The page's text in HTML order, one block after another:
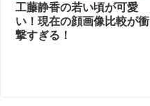
工藤静香の若い頃が可愛
い！現在の顔画像比較が衝
撃すぎる！